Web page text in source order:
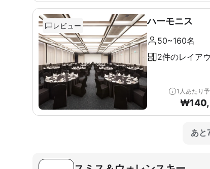
レビュー ハーモニス
50~160名
2件のレイア
1人あたり
₩
あと